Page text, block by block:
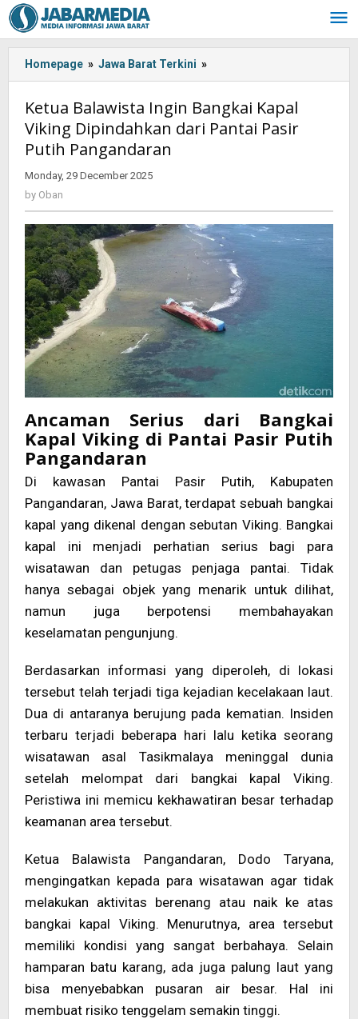
Skip
to
content
Homepage » Jawa Barat Terkini »
Balawista
Bangkai
Kapal
Pasir
Putih
Pangandaran
Ketua Balawista Ingin Bangkai Kapal
Viking Dipindahkan dari Pantai Pasir
Putih Pangandaran
Monday, 29 December 2025
by Oban
Ancaman Serius dari Bangkai
Kapal Viking di Pantai Pasir Putih
Pangandaran
Di kawasan Pantai Pasir Putih, Kabupaten
Pangandaran, Jawa Barat, terdapat sebuah bangkai
kapal yang dikenal dengan sebutan Viking. Bangkai
kapal ini menjadi perhatian serius bagi para
wisatawan dan petugas penjaga pantai. Tidak
hanya sebagai objek yang menarik untuk dilihat,
namun juga berpotensi membahayakan
keselamatan pengunjung.
Berdasarkan informasi yang diperoleh, di lokasi
tersebut telah terjadi tiga kejadian kecelakaan laut.
Dua di antaranya berujung pada kematian. Insiden
terbaru terjadi beberapa hari lalu ketika seorang
wisatawan asal Tasikmalaya meninggal dunia
setelah melompat dari bangkai kapal Viking.
Peristiwa ini memicu kekhawatiran besar terhadap
keamanan area tersebut.
Ketua Balawista Pangandaran, Dodo Taryana,
mengingatkan kepada para wisatawan agar tidak
melakukan aktivitas berenang atau naik ke atas
bangkai kapal Viking. Menurutnya, area tersebut
memiliki kondisi yang sangat berbahaya. Selain
hamparan batu karang, ada juga palung laut yang
bisa menyebabkan pusaran air besar. Hal ini
membuat risiko tenggelam semakin tinggi.